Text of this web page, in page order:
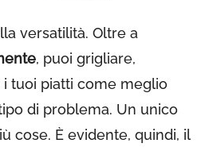
versatilità. Oltre a
, puoi grigliare,
tuoi piatti come meglio
di problema. Un unico
cose. È evidente, quindi, il